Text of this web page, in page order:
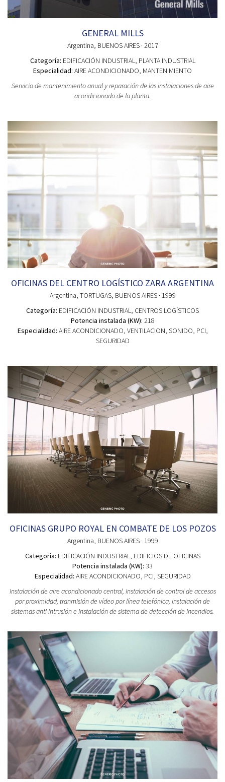
GENERAL MILLS
Argentina, BUENOS AIRES· 2017
Categoría: EDIFICACIÓN INDUSTRIAL, PLANTA INDUSTRIAL
Especialidad: AIRE ACONDICIONADO, MANTENIMIENTO
Servicio de mantenimiento anual y reparación de las instalaciones de aire
acondicionado de la planta.
OFICINAS DEL CENTRO LOGÍSTICO ZARA ARGENTINA
Argentina, TORTUGAS, BUENOS AIRES· 1999
Categoría: EDIFICACIÓN INDUSTRIAL, CENTROS LOGÍSTICOS
Potencia instalada (KW): 218
Especialidad: AIRE ACONDICIONADO, VENTILACION, SONIDO, PCI,
SEGURIDAD
OFICINAS GRUPO ROYAL EN COMBATE DE LOS POZOS
Argentina, BUENOS AIRES· 1999
Categoría: EDIFICACIÓN INDUSTRIAL, EDIFICIOS DE OFICINAS
Potencia instalada (KW): 33
Especialidad: AIRE ACONDICIONADO, PCI, SEGURIDAD
Instalación de aire acondicionado central, instalación de control de accesos
por proximidad, tranmisión de vídeo por línea telefónica, instalación de
sistemas anti intrusión e instalación de sistema de detección de incendios.